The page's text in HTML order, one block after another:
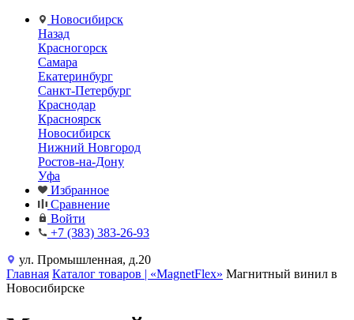
Новосибирск
Назад
Красногорск
Самара
Екатеринбург
Санкт-Петербург
Краснодар
Красноярск
Новосибирск
Нижний Новгород
Ростов-на-Дону
Уфа
Избранное
Сравнение
Войти
+7 (383) 383-26-93
ул. Промышленная, д.20
Главная Каталог товаров | «MagnetFlex» Магнитный винил в
Новосибирске